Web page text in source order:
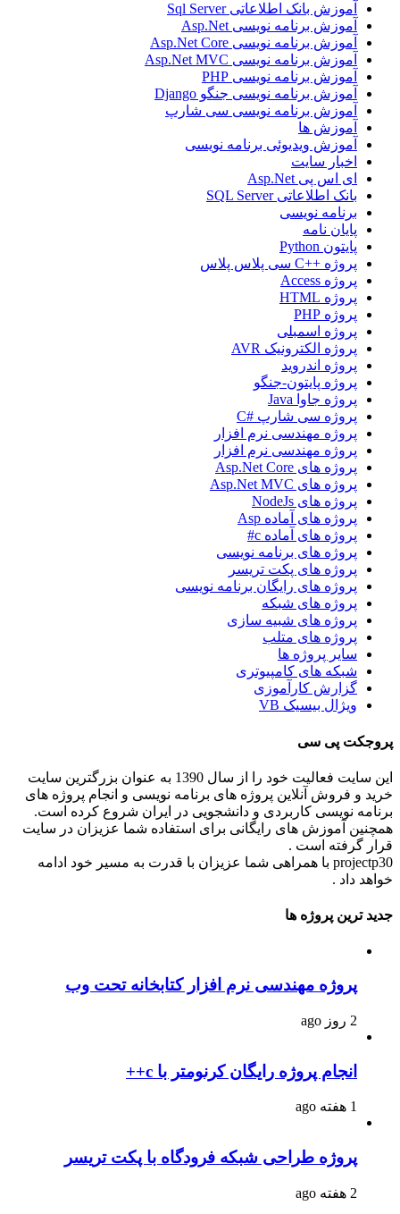
آموزش بانک اطلاعاتی Sql Server
آموزش برنامه نویسی Asp.Net
آموزش برنامه نویسی Asp.Net Core
آموزش برنامه نویسی Asp.Net MVC
آموزش برنامه نویسی PHP
آموزش برنامه نویسی جنگو Django
آموزش برنامه نویسی سی شارپ
آموزش ها
آموزش ویدیوئی برنامه نویسی
اخبار سایت
ای اس پی Asp.Net
بانک اطلاعاتی SQL Server
برنامه نویسی
پایان نامه
پایتون Python
پروژه ++C سی پلاس پلاس
پروژه Access
پروژه HTML
پروژه PHP
پروژه اسمبلی
پروژه الکترونیک AVR
پروژه اندروید
پروژه پایتون-جنگو
پروژه جاوا Java
پروژه سی شارپ #C
پروژه مهندسی نرم افزار
پروژه مهندسی نرم افزار
پروژه های Asp.Net Core
پروژه های Asp.Net MVC
پروژه های NodeJs
پروژه های آماده Asp
پروژه های آماده c#
پروژه های برنامه نویسی
پروژه های پکت تریسر
پروژه های رایگان برنامه نویسی
پروژه های شبکه
پروژه های شبیه سازی
پروژه های متلب
سایر پروژه ها
شبکه های کامپیوتری
گزارش کارآموزی
ویژال بیسیک VB
پروجکت پی سی
این سایت فعالیت خود را از سال 1390 به عنوان بزرگترین سایت
خرید و فروش آنلاین پروژه های برنامه نویسی و انجام پروژه های
برنامه نویسی کاربردی و دانشجویی در ایران شروع کرده است.
همچنین آموزش های رایگانی برای استفاده شما عزیزان در سایت
قرار گرفته است .
projectp30 با همراهی شما عزیزان با قدرت به مسیر خود ادامه
خواهد داد .
جدید ترین پروژه ها
پروژه مهندسی نرم افزار کتابخانه تحت وب
2 روز ago
انجام پروژه رایگان کرنومتر با c++
1 هفته ago
پروژه طراحی شبکه فرودگاه با پکت تریسر
2 هفته ago